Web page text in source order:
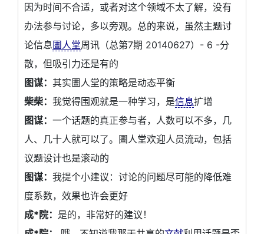
因为时间不合适，或者对这个领域不太了解，没有
办法参与讨论，多以旁观。总的来说，虽然主题讨
论信息圕人堂周讯（总第7期 20140627）- 6 -分
散，但吸引力还是有的
图谋： 其实圕人堂的策略是动态平衡
柴柴： 我觉得围观就是一种学习，是信息扩增
图谋： 一个话题的真正参与者，人数可以不多，几
人、几十人就可以了。圕人堂欢迎人员流动，包括
议题设计也是滚动的
图谋： 我提个小建议：讨论的问题尽可能的降低难
度系数，效果也许会更好
成*院： 是的，非常好的建议！